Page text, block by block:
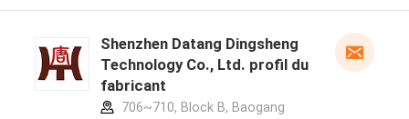
Shenzhen Datang Dingsheng
Technology Co., Ltd. profil du
fabricant
706~710, Block B, Baogang